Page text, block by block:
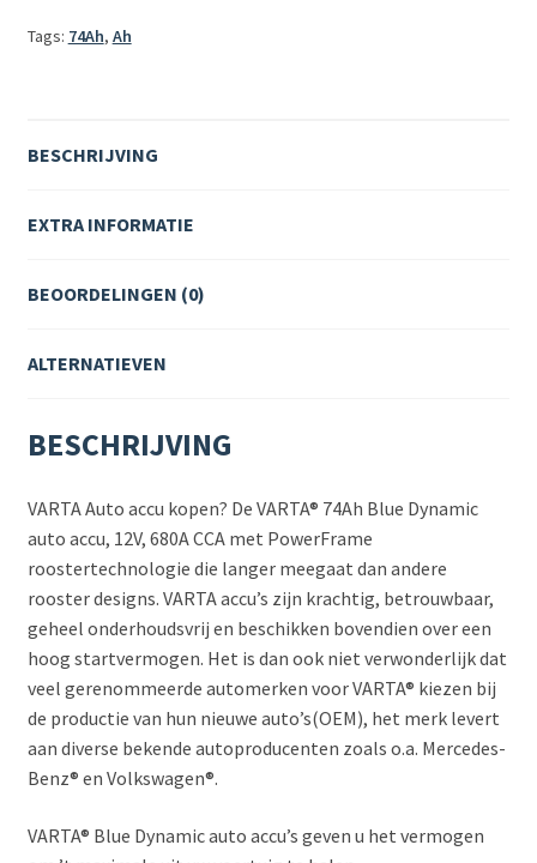
Tags: 74Ah, Ah
BESCHRIJVING
EXTRA INFORMATIE
BEOORDELINGEN (0)
ALTERNATIEVEN
BESCHRIJVING
VARTA Auto accu kopen? De VARTA® 74Ah Blue Dynamic
auto accu, 12V, 680A CCA met PowerFrame
roostertechnologie die langer meegaat dan andere
rooster designs. VARTA accu’s zijn krachtig, betrouwbaar,
geheel onderhoudsvrij en beschikken bovendien over een
hoog startvermogen. Het is dan ook niet verwonderlijk dat
veel gerenommeerde automerken voor VARTA® kiezen bij
de productie van hun nieuwe auto’s(OEM), het merk levert
aan diverse bekende autoproducenten zoals o.a. Mercedes-
Benz® en Volkswagen®.
VARTA® Blue Dynamic auto accu’s geven u het vermogen